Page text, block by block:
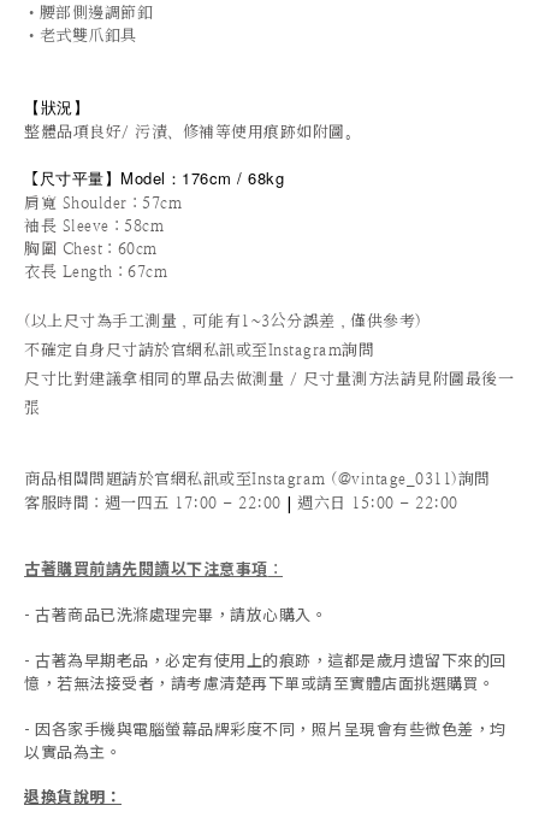
•腰部側邊調節釦
•老式雙爪釦具
【狀況】
整體品項良好/ 污漬、修補等使用痕跡如附圖。
【 尺寸平量】 Model：176cm / 68kg
肩寬 Shoulder：57cm
袖長 Sleeve：58cm
胸圍 Chest：60cm
衣長 Length：67cm
(以上尺寸為手工測量，可能有1~3公分誤差，僅供參考)
不確定自身尺寸請於官網私訊或至Instagram詢問
尺寸比對建議拿相同的單品去做測量 / 尺寸量測方法請見附圖最後一
張
商品相關問題請於官網私訊或至Instagram (@vintage_0311)詢問
客服時間 ：週一四五 17:00 - 22:00 | 週六日 15:00 - 22:00
古著購買前請先閱讀以下注意事項 ：
- 古著商品已洗滌處理完畢，請放心購入。
- 古著為早期老品，必定有使用上的痕跡，這都是歲月遺留下來的回
憶，若無法接受者，請考慮清楚再下單或請至實體店面挑選購買。
- 因各家手機與電腦螢幕品牌彩度不同，照片呈現會有些微色差，均
以實品為主。
退換貨說明：